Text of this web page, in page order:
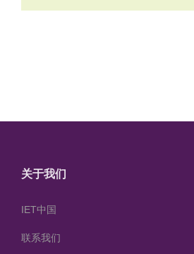
关于我们
IET中国
联系我们